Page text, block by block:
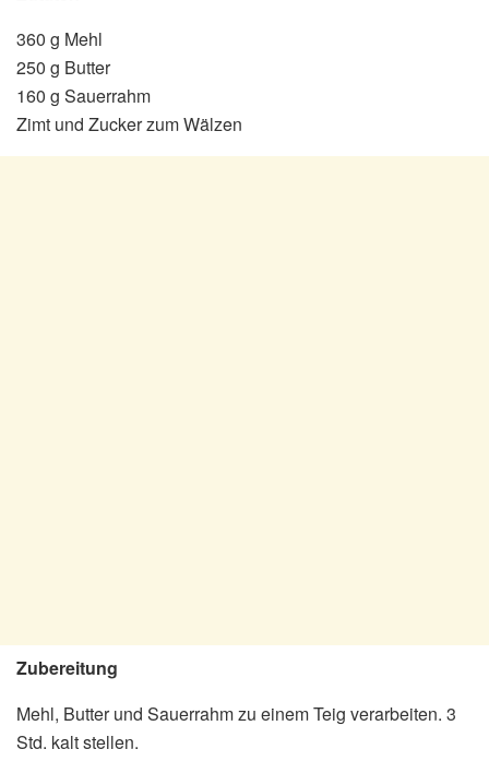
360 g Mehl
250 g Butter
160 g Sauerrahm
Zimt und Zucker zum Wälzen
Zubereitung
Mehl, Butter und Sauerrahm zu einem Teig verarbeiten. 3
Std. kalt stellen.